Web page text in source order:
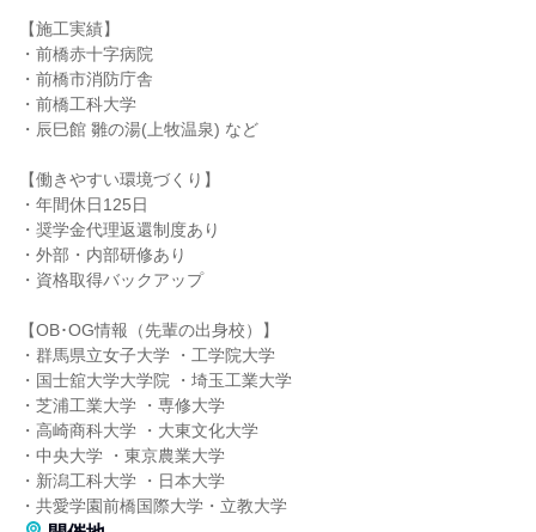
【施工実績】
・前橋赤十字病院
・前橋市消防庁舎
・前橋工科大学
・辰巳館 雛の湯(上牧温泉) など
【働きやすい環境づくり】
・年間休日125日
・奨学金代理返還制度あり
・外部・内部研修あり
・資格取得バックアップ
【OB･OG情報（先輩の出身校）】
・群馬県立女子大学 ・工学院大学
・国士舘大学大学院 ・埼玉工業大学
・芝浦工業大学 ・専修大学
・高崎商科大学 ・大東文化大学
・中央大学 ・東京農業大学
・新潟工科大学 ・日本大学
・共愛学園前橋国際大学・立教大学